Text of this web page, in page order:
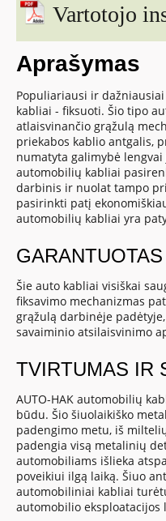
Vartotojo
Aprašymas
Populiariausi ir
kabliai - fiksuoti. Šio tipo
atlaisvinančio grąžulą
priekabos kablio antgalis,
numatyta galimybė
automobilių kabliai
darbinis ir nuolat tampo
pasirinkti patį
automobilių kabliai yra
Šie auto kabliai visiškai
fiksavimo mechanizmas
grąžulą darbinėje
savaiminio atsilaisvinimo
TVIRTUMAS IR
AUTO-HAK automobilių
būdu. Šio šiuolaikiško
padengimo metu, iš
padengia visą metalinių
automobiliams išlieka
poveikiui ilgą laiką. Šiuo
automobiliniai kabliai
automobilio eksploatacijos